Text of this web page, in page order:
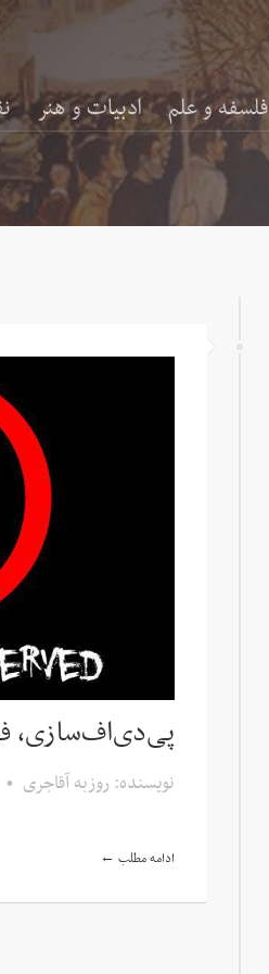
فلسفه و علم ادبیات و هنر
پی‌دی‌اف‌سازی،
نویسنده: روزبه آقاجری •
ادامه مطلب ←